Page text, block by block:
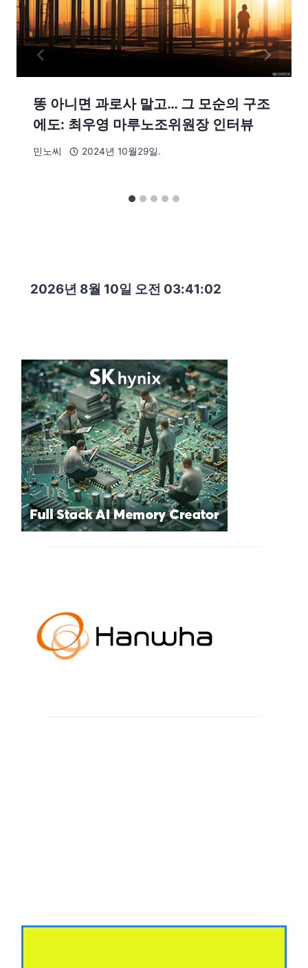
똥 아니면 과로사 말고… 그 모순의 구조
에도: 최우영 마루노조위원장 인터뷰
민노씨 2024년 10월29일.
2026년 8월 10일 오전 03:41:03